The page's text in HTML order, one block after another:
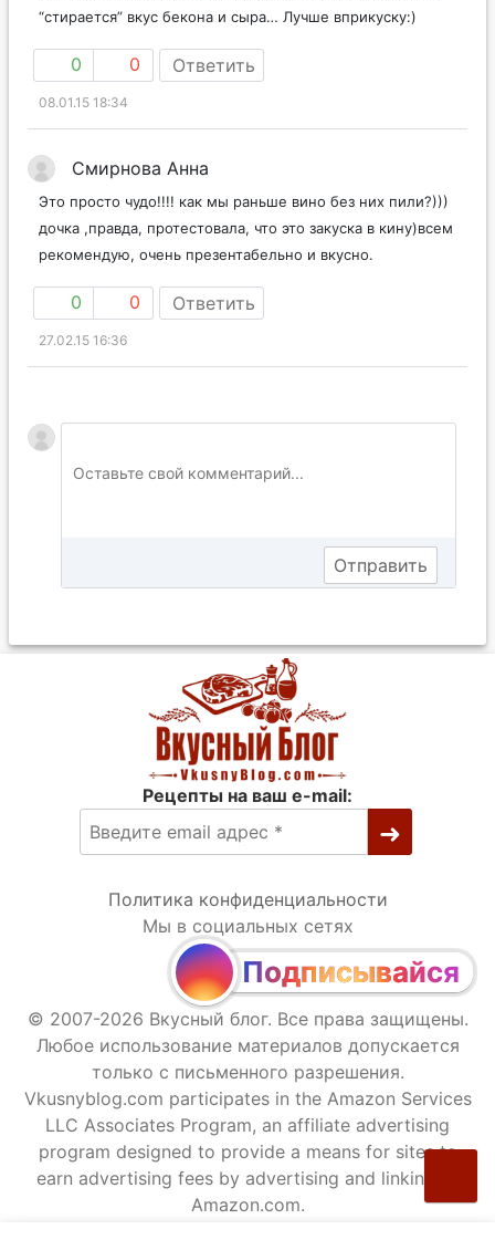
“стирается” вкус бекона и сыра… Лучше вприкуску:)
0 0 Ответить
08.01.15 18:34
Смирнова Анна
Это просто чудо!!!! как мы раньше вино без них пили?)))
дочка ,правда, протестовала, что это закуска в кину)всем
рекомендую, очень презентабельно и вкусно.
0 0 Ответить
27.02.15 16:36
Рецепты на ваш e-mail:
Политика конфиденциальности
Мы в социальных сетях
Подписывайся
© 2007-2026 Вкусный блог. Все права защищены.
Любое использование материалов допускается
только с письменного разрешения.
Vkusnyblog.com participates in the Amazon Services
LLC Associates Program, an affiliate advertising
program designed to provide a means for sites to
earn advertising fees by advertising and linking to
Amazon.com.